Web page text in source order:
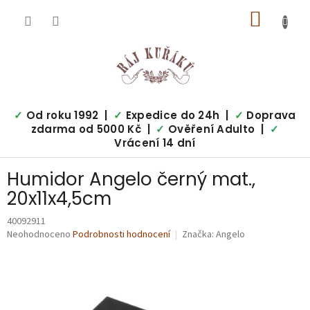
KOŠÍK
✓ Od roku 1992 | ✓ Expedice do 24h | ✓ Doprava
zdarma od 5000 Kč | ✓ Ověření Adulto |
✓
Vrácení 14 dní
Humidor Angelo černý mat.,
20x11x4,5cm
40092911
Průměrné
Neohodnoceno Podrobnosti hodnocení Značka: Angelo